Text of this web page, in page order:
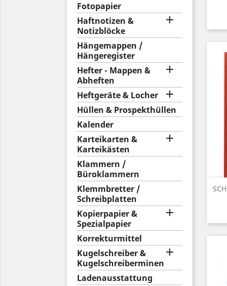
Fotopapier
Haftnotizen &
Notizblöcke

Hängemappen /
Hängeregister
Hefter - Mappen &
Abheften

Heftgeräte & Locher 
Hüllen & Prospekthüllen
Kalender
Karteikarten &
Karteikästen

Klammern /
Büroklammern
Klemmbretter /
Schreibplatten
Kopierpapier &
Spezialpapier

Korrekturmittel
Kugelschreiber &
Kugelschreiberminen

Ladenausstattung